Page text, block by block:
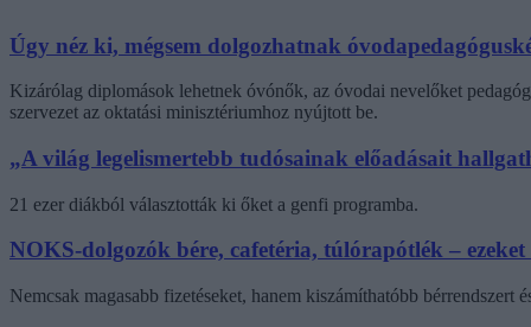
Úgy néz ki, mégsem dolgozhatnak
Kizárólag diplomások lehetnek óvónők, az óvodai nevelőket
szervezet az oktatási minisztériumhoz nyújtott be.
„A világ legelismertebb tudósainak előadásait
21 ezer diákból választották ki őket a genfi programba.
NOKS-dolgozók bére, cafetéria, túlórapótlék –
Nemcsak magasabb fizetéseket, hanem kiszámíthatóbb